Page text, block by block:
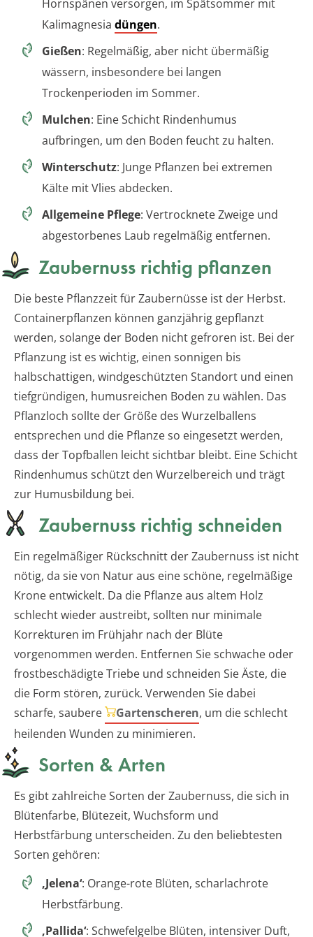
Hornspänen versorgen, im Spätsommer mit
Kalimagnesia düngen.
Gießen: Regelmäßig, aber nicht übermäßig
wässern, insbesondere bei langen
Trockenperioden im Sommer.
Mulchen: Eine Schicht Rindenhumus
aufbringen, um den Boden feucht zu halten.
Winterschutz: Junge Pflanzen bei extremen
Kälte mit Vlies abdecken.
Allgemeine Pflege: Vertrocknete Zweige und
abgestorbenes Laub regelmäßig entfernen.
Zaubernuss richtig pflanzen
Die beste Pflanzzeit für Zaubernüsse ist der Herbst.
Containerpflanzen können ganzjährig gepflanzt
werden, solange der Boden nicht gefroren ist. Bei der
Pflanzung ist es wichtig, einen sonnigen bis
halbschattigen, windgeschützten Standort und einen
tiefgründigen, humusreichen Boden zu wählen. Das
Pflanzloch sollte der Größe des Wurzelballens
entsprechen und die Pflanze so eingesetzt werden,
dass der Topfballen leicht sichtbar bleibt. Eine Schicht
Rindenhumus schützt den Wurzelbereich und trägt
zur Humusbildung bei.
Zaubernuss richtig schneiden
Ein regelmäßiger Rückschnitt der Zaubernuss ist nicht
nötig, da sie von Natur aus eine schöne, regelmäßige
Krone entwickelt. Da die Pflanze aus altem Holz
schlecht wieder austreibt, sollten nur minimale
Korrekturen im Frühjahr nach der Blüte
vorgenommen werden. Entfernen Sie schwache oder
frostbeschädigte Triebe und schneiden Sie Äste, die
die Form stören, zurück. Verwenden Sie dabei
scharfe, saubere
Gartenscheren, um die schlecht
heilenden Wunden zu minimieren.
Sorten & Arten
Es gibt zahlreiche Sorten der Zaubernuss, die sich in
Blütenfarbe, Blütezeit, Wuchsform und
Herbstfärbung unterscheiden. Zu den beliebtesten
Sorten gehören:
‚Jelena‘: Orange-rote Blüten, scharlachrote
Herbstfärbung.
‚Pallida‘: Schwefelgelbe Blüten, intensiver Duft,